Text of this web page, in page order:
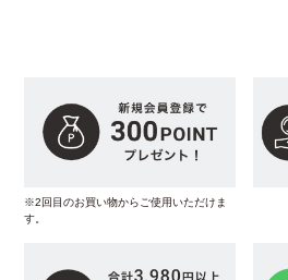
※2回目のお買い物からご使用いただけま
す。